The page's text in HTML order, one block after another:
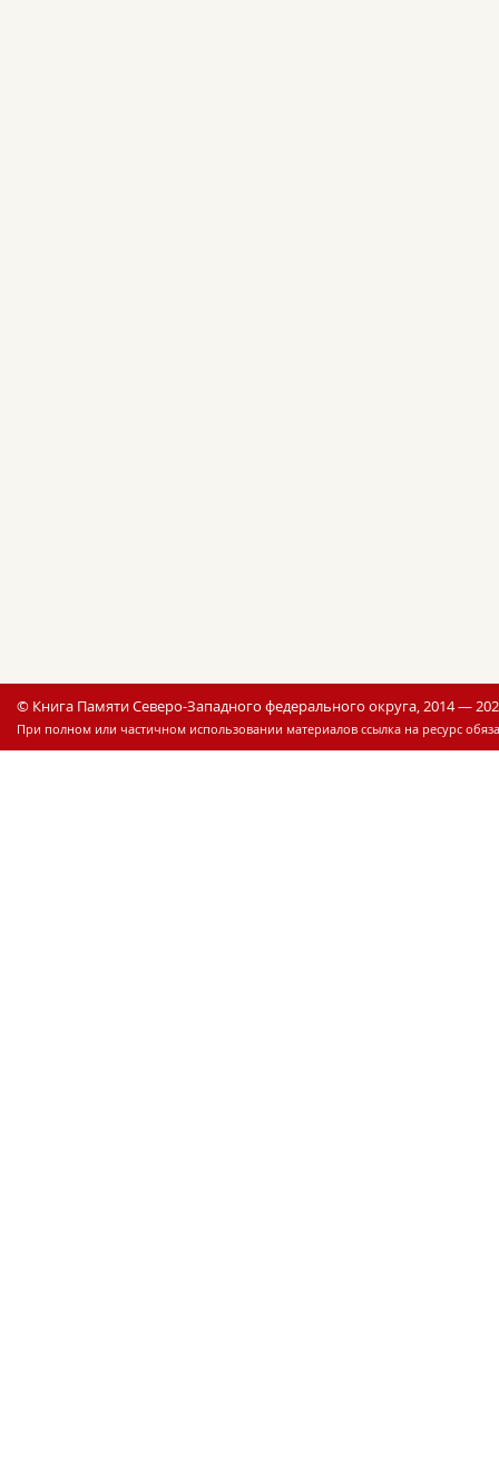
© Книга Памяти Северо-Западного федерального округа, 2014 —
При полном или частичном использовании материалов ссылка на ресурс